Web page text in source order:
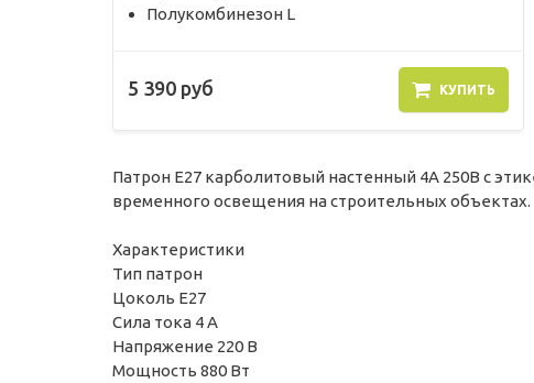
Полукомбинезон L
5 390 руб КУПИТЬ
Патрон Е27 карболитовый настенный 4А 250В c
временного освещения на строительных
Характеристики
Тип патрон
Цоколь E27
Сила тока 4 А
Напряжение 220 В
Мощность 880 Вт